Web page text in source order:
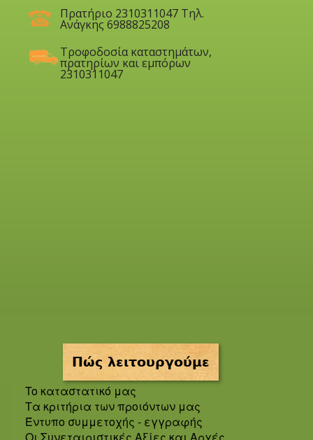
Πρατήριο 2310311047 Τηλ.
Ανάγκης 6988825208
Τροφοδοσία καταστημάτων,
πρατηρίων και εμπόρων
2310311047
Πώς λειτουργούμε
To καταστατικό μας
Τα κριτήρια των προιόντων μας
Έντυπο συμμετοχής - εγγραφής